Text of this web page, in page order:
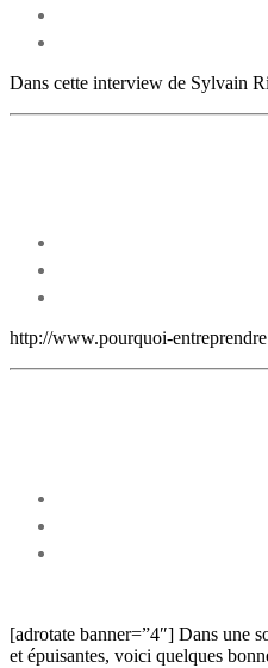
Dans cette interview de Sylvain
http://www.pourquoi-
[adrotate banner=”4″] Dans une
et épuisantes, voici quelques